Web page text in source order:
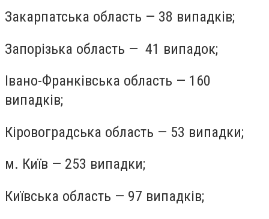
Закарпатська область — 38 випадків;
Запорізька область — 41 випадок;
Івано-Франківська область — 160
випадків;
Кіровоградська область — 53 випадки;
м. Київ — 253 випадки;
Київська область — 97 випадків;